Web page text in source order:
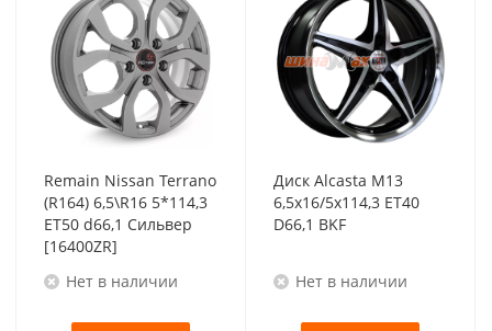
Remain Nissan Terrano
(R164) 6,5\R16 5*114,3
ET50 d66,1 Сильвер
[16400ZR]
Нет в наличии
Диск Alcasta M13
6,5x16/5x114,3 ET40
D66,1 BKF
Нет в наличии